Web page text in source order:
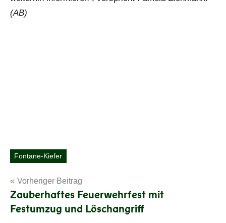
(AB)
Schlagwörter
Fontane-Kiefer
Beitragsnavigation
Vorheriger Beitrag
Zauberhaftes Feuerwehrfest mit
Festumzug und Löschangriff